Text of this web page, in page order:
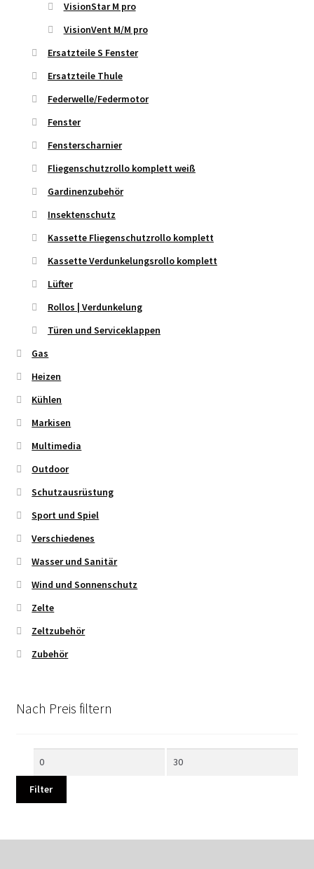
VisionStar M pro
VisionVent M/M pro
Ersatzteile S Fenster
Ersatzteile Thule
Federwelle/Federmotor
Fenster
Fensterscharnier
Fliegenschutzrollo komplett weiß
Gardinenzubehör
Insektenschutz
Kassette Fliegenschutzrollo komplett
Kassette Verdunkelungsrollo komplett
Lüfter
Rollos | Verdunkelung
Türen und Serviceklappen
Gas
Heizen
Kühlen
Markisen
Multimedia
Outdoor
Schutzausrüstung
Sport und Spiel
Verschiedenes
Wasser und Sanitär
Wind und Sonnenschutz
Zelte
Zeltzubehör
Zubehör
Nach Preis filtern
Min.
Max.
Filter